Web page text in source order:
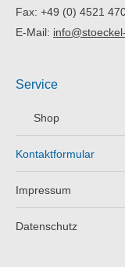
Fax: +49 (0) 4521
E-Mail:
Service
Shop
Kontaktformular
Impressum
Datenschutz